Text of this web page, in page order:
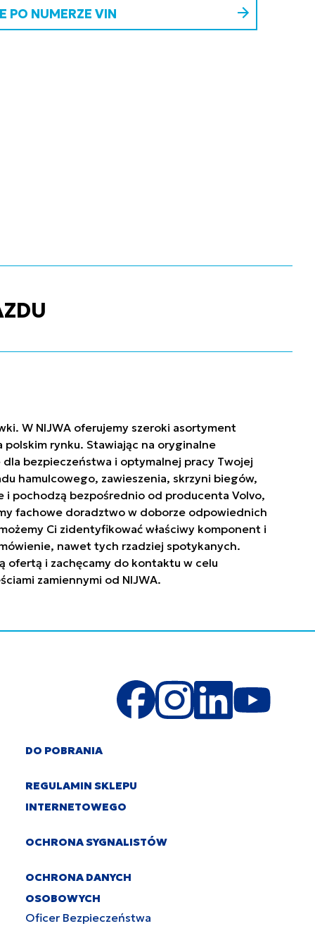
PO NUMERZE VIN
W NIJWA oferujemy szeroki asortyment
rynku. Stawiając na oryginalne
bezpieczeństwa i optymalnej pracy Twojej
hamulcowego, zawieszenia, skrzyni biegów,
i pochodzą bezpośrednio od producenta Volvo,
fachowe doradztwo w doborze odpowiednich
Ci zidentyfikować właściwy komponent i
nawet tych rzadziej spotykanych.
ofertą i zachęcamy do kontaktu w celu
zamiennymi od NIJWA.
DO POBRANIA
REGULAMIN SKLEPU
INTERNETOWEGO
OCHRONA SYGNALISTÓW
OCHRONA DANYCH
OSOBOWYCH
Oficer Bezpieczeństwa